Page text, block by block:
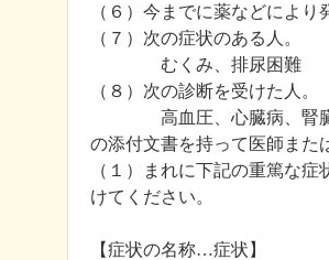
（６）今までに薬などによ
（７）次の症状のある人。
むくみ、排尿困難
（８）次の診断を受けた人。
高血圧、心臓病、腎臓病
の添付文書を持って医師また
（１）まれに下記の重篤な
けてください。
【症状の名称…症状】